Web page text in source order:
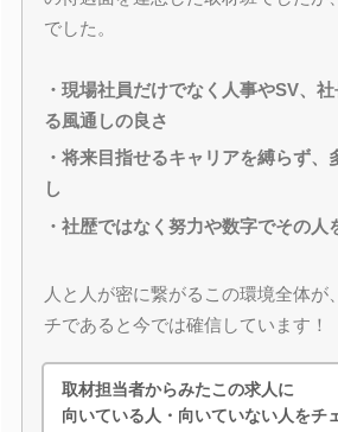
でした。
・現場社員だけでなく人事やSV、
る風通しの良さ
・将来目指せるキャリアを縛らず、
し
・社歴ではなく努力や数字でその人
人と人が密に繋がるこの環境全体が
チであると今では確信しています！
取材担当者からみたこの求人に
向いている人・向いていない人をチ